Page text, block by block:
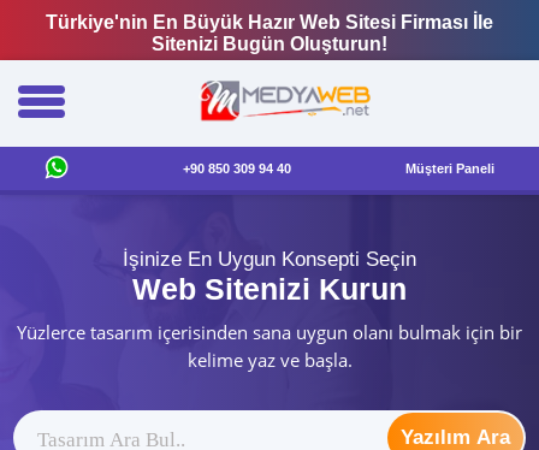
Türkiye'nin En Büyük Hazır Web Sitesi Firması İle
Sitenizi Bugün Oluşturun!
+90 850 309 94 40 Müşteri Paneli
İşinize En Uygun Konsepti Seçin
Web Sitenizi Kurun
Yüzlerce tasarım içerisinden sana uygun olanı bulmak için bir
kelime yaz ve başla.
Yazılım Ara